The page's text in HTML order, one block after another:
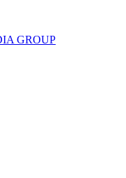
GROUP